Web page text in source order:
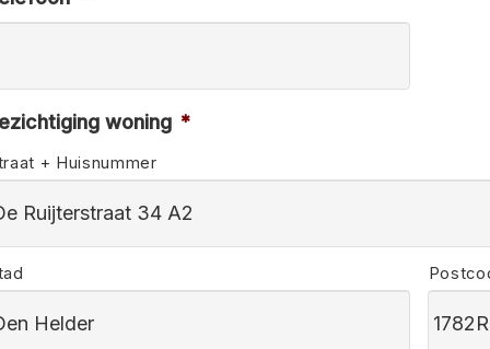
woning *
+ Huisnummer